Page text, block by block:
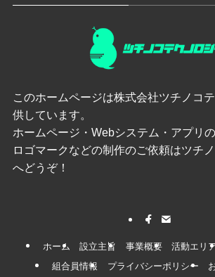
このホームページは株式会社ツチノコ
供しています。
ホームページ・Webシステム・アプリ
ロゴマークなどの制作のご依頼はツチ
へどうぞ！
ホーム 設立主旨 事業概要 活動エリ
組合員情報
プライバシーポリシー